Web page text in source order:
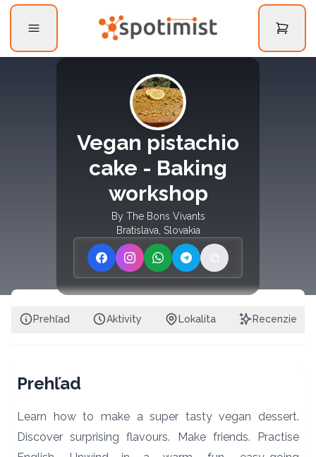
Vegan pistachio
cake - Baking
workshop
By The Bons Vivants
Bratislava, Slovakia
Share on Facebook
Share on Instagram
Share on WhatsApp
Share on Telegram
Copy link
Prehľad Aktivity Lokalita Recenzie
Prehľad
Learn how to make a super tasty vegan dessert.
Discover surprising flavours. Make friends. Practise